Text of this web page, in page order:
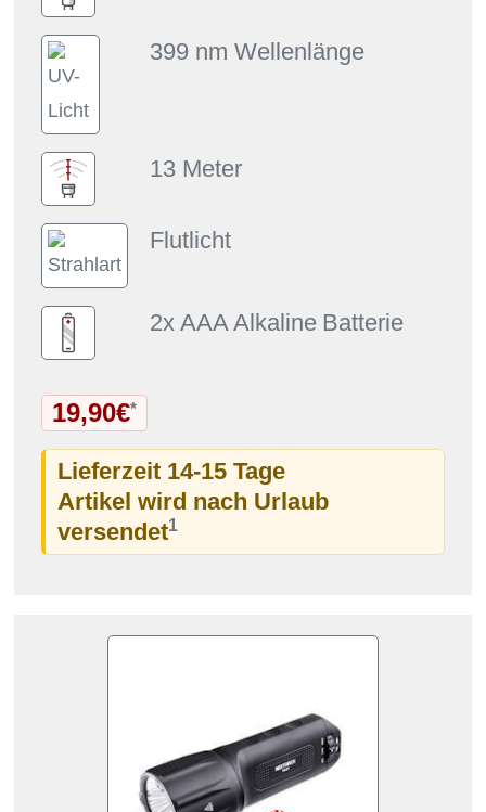
399 nm Wellenlänge
13 Meter
Flutlicht
2xAAA Alkaline Batterie
19,90€*
Lieferzeit 14-15 Tage
Artikel wird nach Urlaub
versendet1